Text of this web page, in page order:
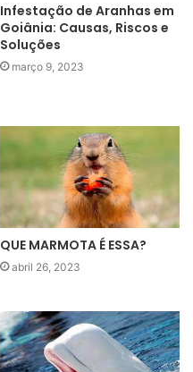
Infestação de Aranhas em
Goiânia: Causas, Riscos e
Soluções
março 9, 2023
QUE MARMOTA É ESSA?
abril 26, 2023